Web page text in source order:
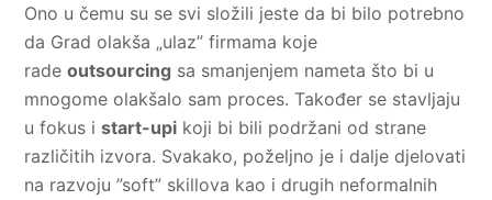
Ono u čemu su se svi složili jeste da bi bilo potrebno
da Grad olakša „ulaz” firmama koje
radeoutsourcing sa smanjenjem nameta što bi u
mnogome olakšalo sam proces. Također se stavljaju
u fokus istart-upi koji bi bili podržani od strane
različitih izvora. Svakako, poželjno je i dalje djelovati
na razvoju ”soft” skillova kao i drugih neformalnih